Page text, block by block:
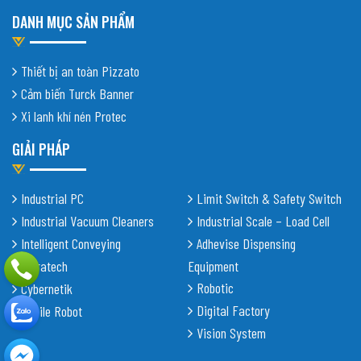
DANH MỤC SẢN PHẨM
Thiết bị an toàn Pizzato
Cảm biến Turck Banner
Xi lanh khí nén Protec
GIẢI PHÁP
Industrial PC
Industrial Vacuum Cleaners
Intelligent Conveying
Shiratech
Cybernetik
Mobile Robot
Limit Switch & Safety Switch
Industrial Scale – Load Cell
Adhevise Dispensing
Equipment
Robotic
Digital Factory
Vision System